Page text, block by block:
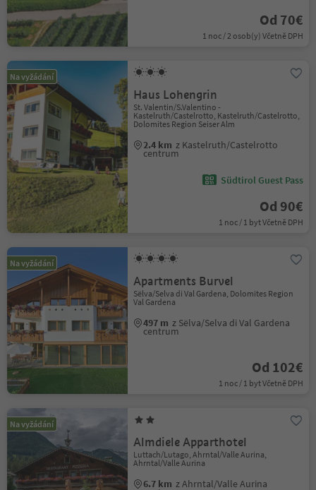
Od 70€
1 noc / 2 osob(y) Včetně DPH
Na vyžádání
Haus Lohengrin
St. Valentin/S.Valentino -
Kastelruth/Castelrotto, Kastelruth/Castelrotto,
Dolomites Region Seiser Alm
2.4 km z Kastelruth/Castelrotto
centrum
Südtirol Guest Pass
Od 90€
1 noc / 1 byt Včetně DPH
Na vyžádání
Apartments Burvel
Sëlva/Selva di Val Gardena, Dolomites Region
Val Gardena
497 m z Sëlva/Selva di Val Gardena
centrum
Od 102€
1 noc / 1 byt Včetně DPH
Na vyžádání
Almdiele Apparthotel
Luttach/Lutago, Ahrntal/Valle Aurina,
Ahrntal/Valle Aurina
6.7 km z Ahrntal/Valle Aurina